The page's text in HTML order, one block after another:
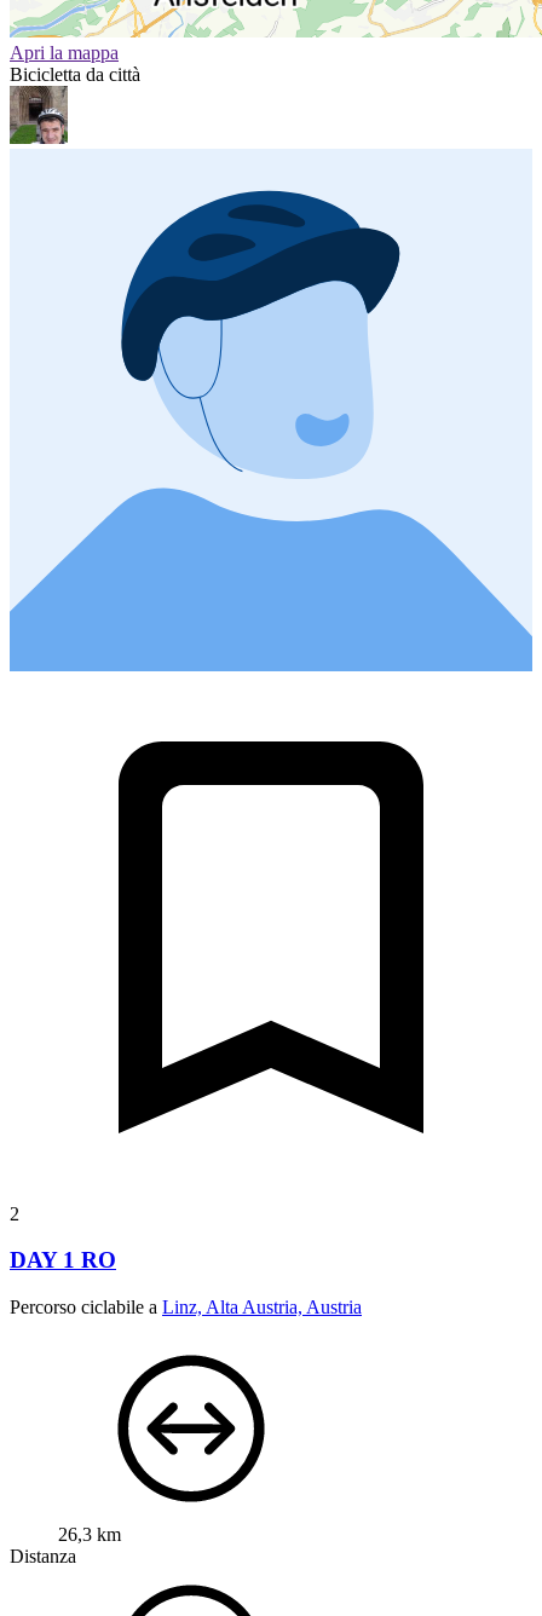
Apri la mappa
Bicicletta da città
2
DAY 1 RO
Percorso ciclabile a Linz, Alta Austria, Austria
26,3 km
Distanza